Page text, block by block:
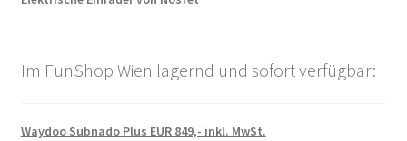
Im FunShop Wien lagernd und sofort verfügbar:
Waydoo Subnado Plus EUR 849,- inkl. MwSt.